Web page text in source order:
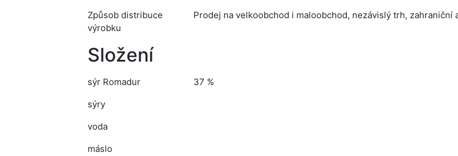
Způsob distribuce
výrobku
Prodej na velkoobchod i maloobchod, nezávislý trh, zahraniční
Složení
sýr Romadur
37 %
sýry
voda
máslo